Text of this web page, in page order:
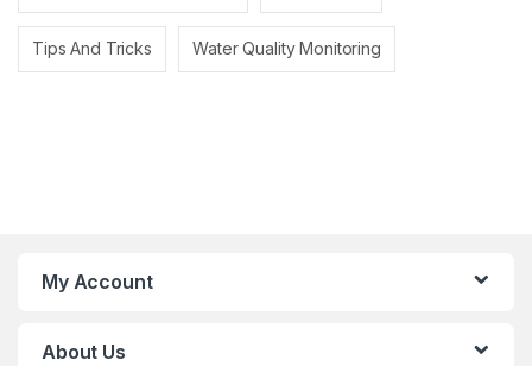
Tips And Tricks Water Quality Monitoring
My Account
About Us